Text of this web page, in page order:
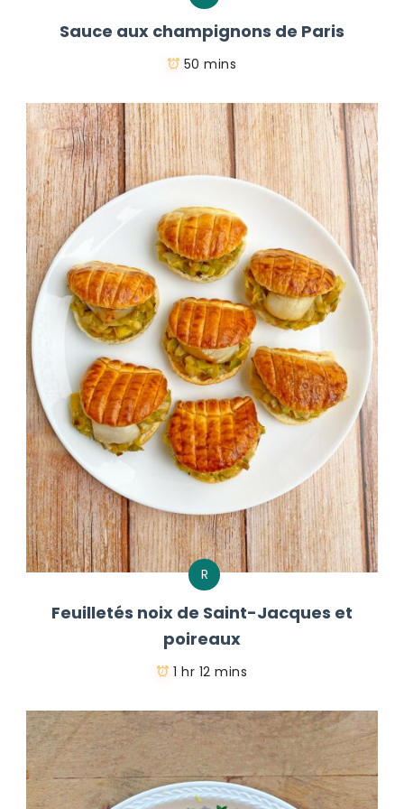
Sauce aux champignons de Paris
50 mins
R
Feuilletés noix de Saint-Jacques et
poireaux
1 hr 12 mins